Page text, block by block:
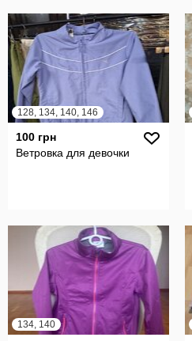
128, 134, 140, 146
100 грн
Ветровка для девочки
134, 140